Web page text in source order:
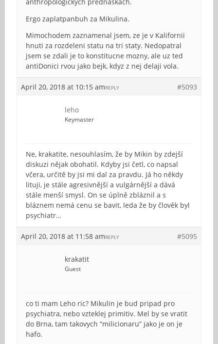
Ergo zaplatpanbuh za Mikulina.
Mimochodem zaznamenal jsem, ze je v Kalifornii
hnuti za rozdeleni statu na tri staty. Nedopatral
jsem se zdali je to konstitucne mozny, ale uz ted
antiDonici rvou jako bejk, kdyz z nej delaji vola.
April 20, 2018 at 10:15 am #5093
REPLY
leho
Keymaster
Ne, krakatite, nesouhlasím, že by Mikin by zdejší
diskuzi nějak obohatil. Kdyby jsi četl, co napsal
včera, určitě by jsi mi dal za pravdu. Já ho někdy
lituji, je stále agresivnější a vulgárnější a dává
stále menší smysl. On se úplně zbláznil a s
bláznem nemá cenu se bavit, leda že by člověk byl
psychiatr…
April 20, 2018 at 11:58 am #5095
REPLY
krakatit
Guest
co ti mam Leho ric? Mikulin je bud pripad pro
psychiatra, nebo vzteklej primitiv. Mel by se vratit
do Brna, tam takovych “milicionaru” jako je on je
hafo.